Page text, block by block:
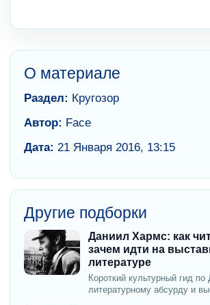
О материале
Раздел: Кругозор
Автор: Face
Дата: 21 Января 2016, 13:15
Другие подборки
Даниил Хармс: как
зачем идти на
литературе
Короткий культурный гид
литературному абсурду и